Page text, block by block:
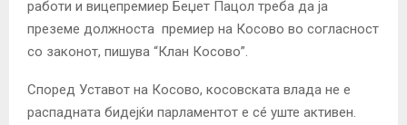
работи и вицепремиер Беџет Пацол треба да ја
преземе должноста премиер на Косово во согласност
со законот, пишува “Клан Косово”.
Според Уставот на Косово, косовската влада не е
распадната бидејќи парламентот е сé уште активен.